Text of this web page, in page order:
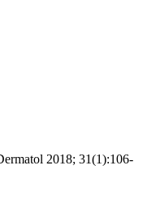
2018; 31(1):106-